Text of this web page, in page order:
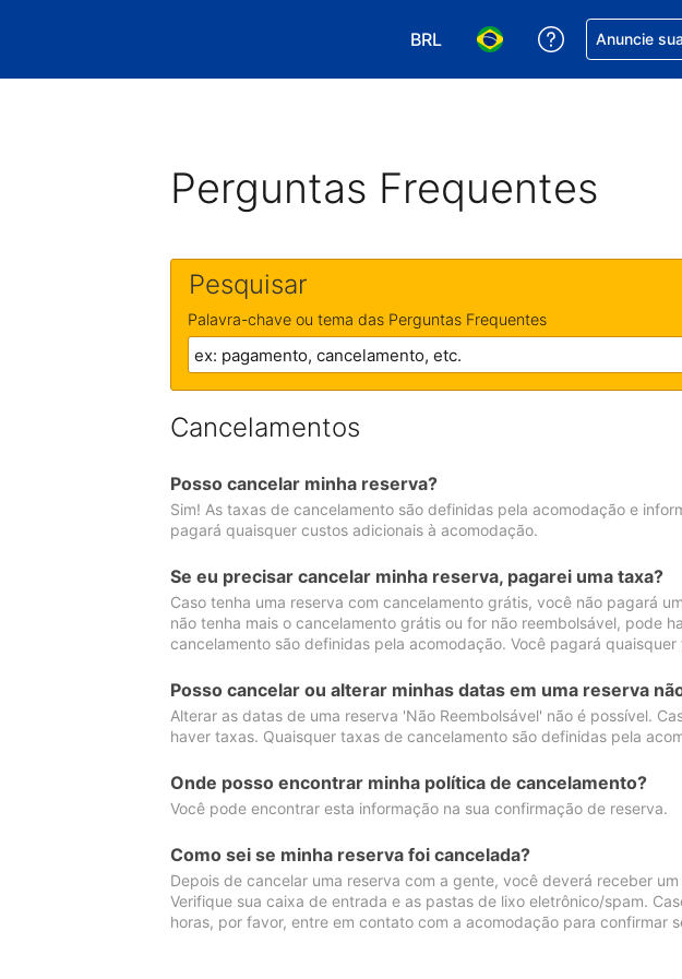
BRL
Escolha sua moeda.
Escolha seu idioma.
Receber
Anuncie
Perguntas Frequentes
Pesquisar
Palavra-chave ou tema das Perguntas Frequentes
Cancelamentos
Posso cancelar minha reserva?
Sim! As taxas de cancelamento são definidas pela acomodação e
pagará quaisquer custos adicionais à acomodação.
Se eu precisar cancelar minha reserva, pagarei uma taxa?
Caso tenha uma reserva com cancelamento grátis, você não pagará
não tenha mais o cancelamento grátis ou for não reembolsável, pode
cancelamento são definidas pela acomodação. Você pagará
Posso cancelar ou alterar minhas datas em uma reserva
Alterar as datas de uma reserva 'Não Reembolsável' não é possível.
haver taxas. Quaisquer taxas de cancelamento são definidas pela
Onde posso encontrar minha política de cancelamento?
Você pode encontrar esta informação na sua confirmação de reserva.
Como sei se minha reserva foi cancelada?
Depois de cancelar uma reserva com a gente, você deverá receber
Verifique sua caixa de entrada e as pastas de lixo eletrônico/spam.
horas, por favor, entre em contato com a acomodação para confirmar